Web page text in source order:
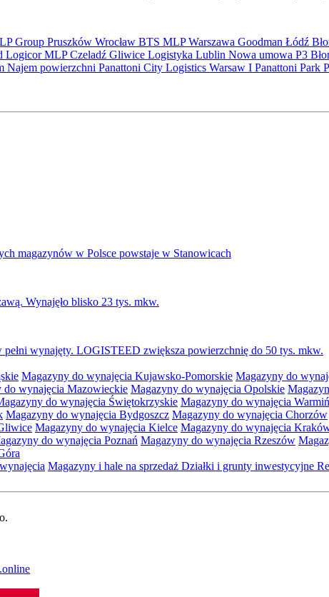
Group Pruszków Wrocław BTS MLPWarszawa Goodman Łódź
LogicorMLP Czeladź Gliwice Logistyka Lublin Nowa umowa P3
Najem powierzchni Panattoni City Logistics Warsaw I Panattoni Park
magazynów w Polsce powstaje w Stanowicach
Wynajęło blisko 23 tys. mkw.
wynajęty. LOGISTEED zwiększa powierzchnię do 50 tys. mkw.
Magazyny do wynajęcia Kujawsko-Pomorskie Magazyny do
do wynajęcia Mazowieckie Magazyny do wynajęcia Opolskie
do wynajęcia Świętokrzyskie Magazyny do wynajęcia
Magazyny do wynajęcia Bydgoszcz Magazyny do wynajęcia Chorzów
Magazyny do wynajęcia Kielce Magazyny do wynajęcia
do wynajęcia Poznań Magazyny do wynajęcia Rzeszów
Magazyny i hale na sprzedaż Działki i grunty inwestycyjne